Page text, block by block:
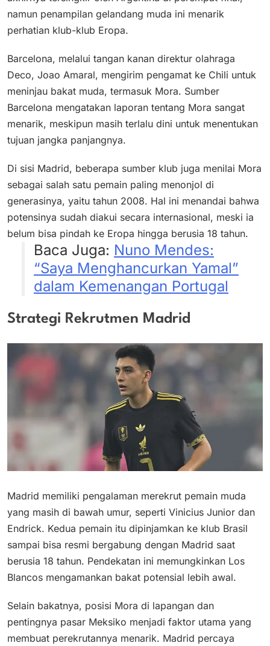
namun penampilan gelandang muda ini menarik
perhatian klub-klub Eropa.
Barcelona, melalui tangan kanan direktur olahraga
Deco, Joao Amaral, mengirim pengamat ke Chili untuk
meninjau bakat muda, termasuk Mora. Sumber
Barcelona mengatakan laporan tentang Mora sangat
menarik, meskipun masih terlalu dini untuk menentukan
tujuan jangka panjangnya.
Di sisi Madrid, beberapa sumber klub juga menilai Mora
sebagai salah satu pemain paling menonjol di
generasinya, yaitu tahun 2008. Hal ini menandai bahwa
potensinya sudah diakui secara internasional, meski ia
belum bisa pindah ke Eropa hingga berusia 18 tahun.
Baca Juga: Nuno Mendes:
“Saya Menghancurkan Yamal”
dalam Kemenangan Portugal
Strategi Rekrutmen Madrid
Madrid memiliki pengalaman merekrut pemain muda
yang masih di bawah umur, seperti Vinicius Junior dan
Endrick. Kedua pemain itu dipinjamkan ke klub Brasil
sampai bisa resmi bergabung dengan Madrid saat
berusia 18 tahun. Pendekatan ini memungkinkan Los
Blancos mengamankan bakat potensial lebih awal.
Selain bakatnya, posisi Mora di lapangan dan
pentingnya pasar Meksiko menjadi faktor utama yang
membuat perekrutannya menarik. Madrid percaya